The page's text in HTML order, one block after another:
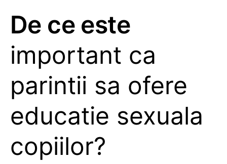
De ce este
important ca
parintii sa ofere
educatie sexuala
copiilor?